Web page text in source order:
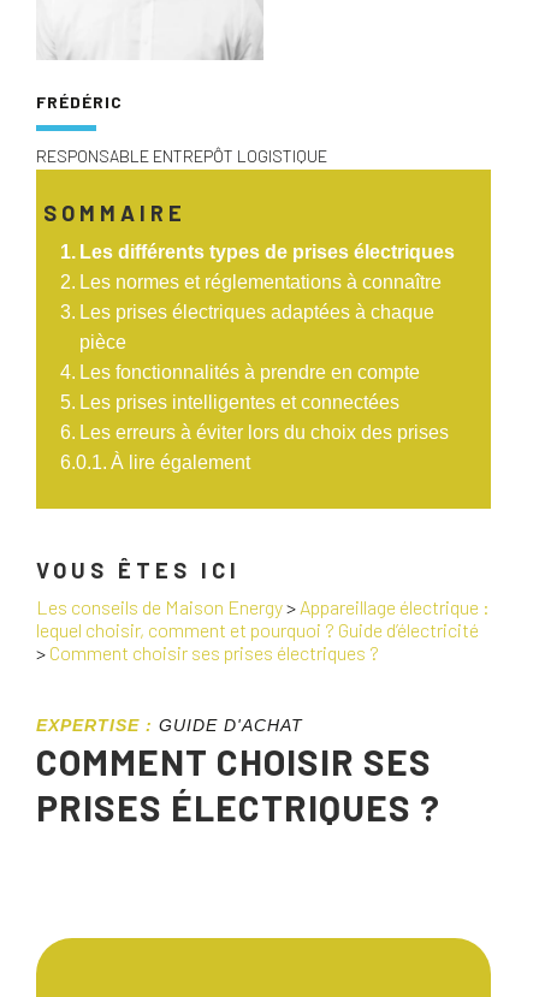
FRÉDÉRIC
RESPONSABLE ENTREPÔT LOGISTIQUE
SOMMAIRE
Les différents types de prises électriques
Les normes et réglementations à connaître
Les prises électriques adaptées à chaque
pièce
Les fonctionnalités à prendre en compte
Les prises intelligentes et connectées
Les erreurs à éviter lors du choix des prises
À lire également
VOUS ÊTES ICI
Les conseils de Maison Energy> Appareillage électrique :
lequel choisir, comment et pourquoi ? Guide d’électricité
> Comment choisir ses prises électriques ?
EXPERTISE : GUIDE D'ACHAT
COMMENT CHOISIR SES
PRISES ÉLECTRIQUES ?